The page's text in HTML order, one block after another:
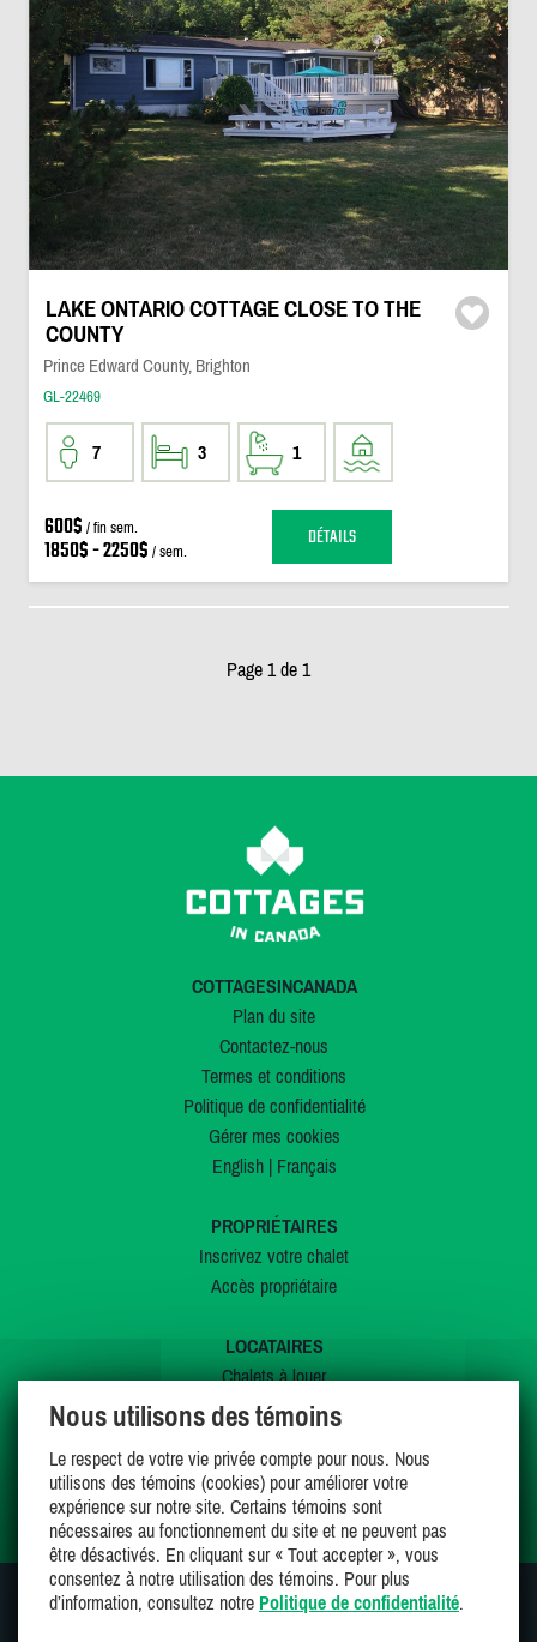
LAKE ONTARIO COTTAGE CLOSE TO THE
COUNTY
Prince Edward County, Brighton
GL-22469
7 3 1
600$ / fin sem.
1850$ - 2250$ / sem. DÉTAILS
Page 1 de 1
COTTAGESINCANADA
Plan du site
Contactez-nous
Termes et conditions
Politique de confidentialité
Gérer mes cookies
English| Français
PROPRIÉTAIRES
Inscrivez votre chalet
Accès propriétaire
LOCATAIRES
Chalets à louer
Chalets à vendre
Offres spéciales
Mes favoris
SUIVEZ-NOUS SUR
Nous utilisons des témoins
Le respect de votre vie privée compte pour nous. Nous
utilisons des témoins (cookies) pour améliorer votre
expérience sur notre site. Certains témoins sont
nécessaires au fonctionnement du site et ne peuvent pas
être désactivés. En cliquant sur « Tout accepter », vous
consentez à notre utilisation des témoins. Pour plus
d’information, consultez notre Politique de confidentialité.